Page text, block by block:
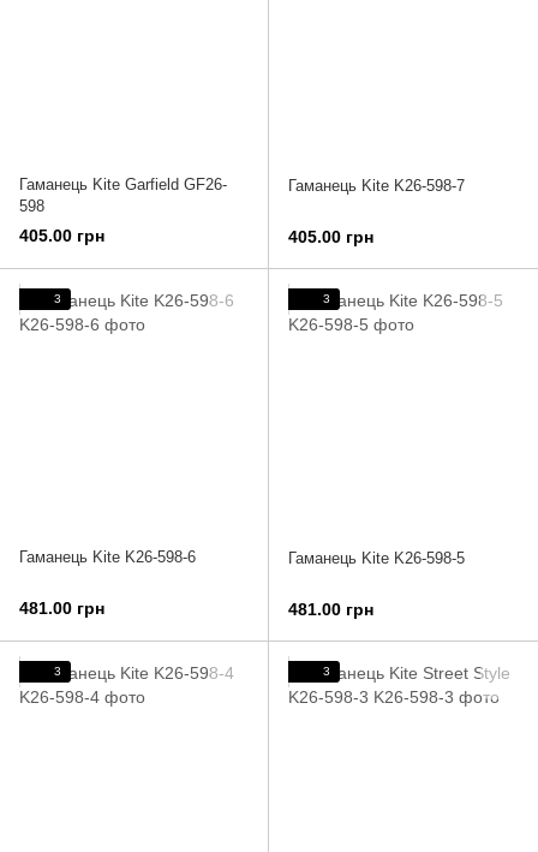
Гаманець Kite Garfield GF26-
598
405.00 грн
Гаманець Kite K26-598-7
405.00 грн
3
Гаманець Kite K26-598-6
481.00 грн
3
Гаманець Kite K26-598-5
481.00 грн
3 3